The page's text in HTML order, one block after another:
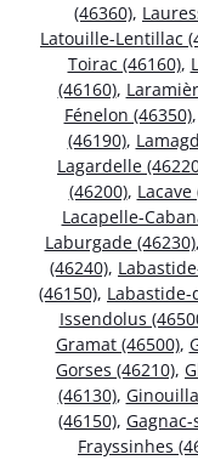
(46360),
Latouille-Lentillac
Toirac (46160),
(46160),
Fénelon (46350),
(46190),
Lagardelle
(46200), Lacave
Lacapelle-
Laburgade (46230),
(46240),
(46150),
Issendolus
Gramat (46500),
Gorses (46210),
(46130),
(46150),
Frayssinhes